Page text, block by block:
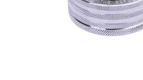
Spoločnosť a kariéra